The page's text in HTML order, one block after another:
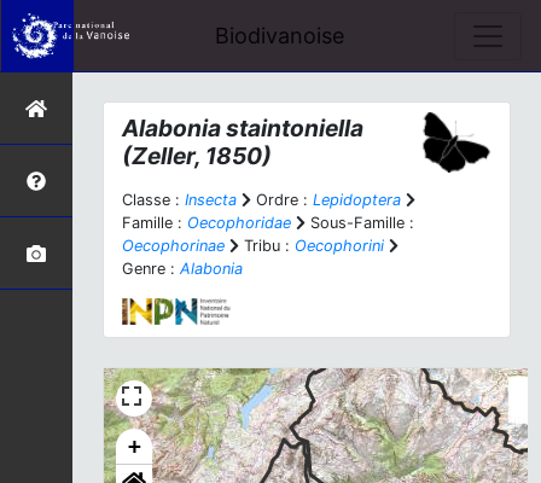
Biodivanoise
Alabonia staintoniella
(Zeller, 1850)
Classe : Insecta Ordre : Lepidoptera
Famille : Oecophoridae
Sous-Famille :
Oecophorinae
Tribu : Oecophorini
Genre : Alabonia
+